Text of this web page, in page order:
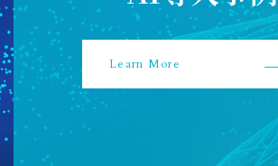
Learn More